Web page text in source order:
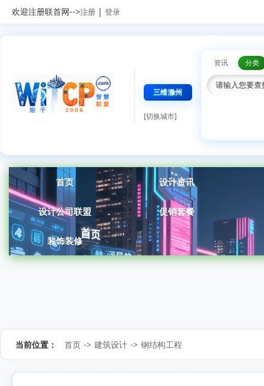
欢迎注册联首网-->注册 | 登录
三维滁州
[切换城市]
资讯 分类
首页 设计资讯
设计公司联盟 促销套餐
装饰装修
当前位置： 首页 -> 建筑设计 -> 钢结构工程